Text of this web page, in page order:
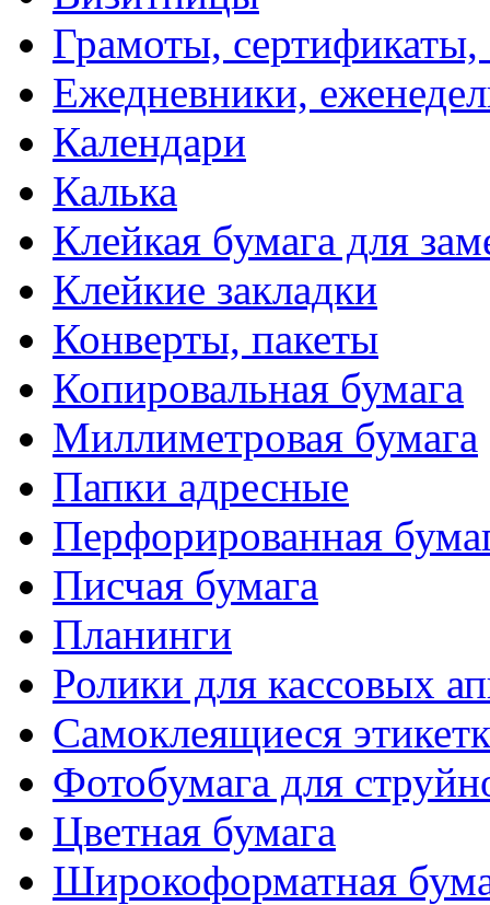
Грамоты,
Ежедневники,
Календари
Калька
Клейкая бумага для
Клейкие закладки
Конверты, пакеты
Копировальная бумага
Миллиметровая бумага
Папки адресные
Перфорированная
Писчая бумага
Планинги
Ролики для кассовых
Самоклеящиеся
Фотобумага для
Цветная бумага
Широкоформатная